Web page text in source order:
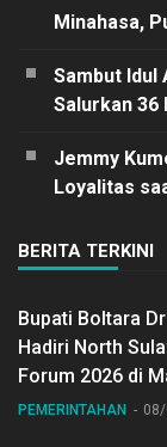
Minahasa,
Sambut Idul
Salurkan 36
Jemmy
Loyalitas
BERITA TERKINI
Bupati Boltara
Hadiri North
Forum 2026 di
PEMERINTAHAN